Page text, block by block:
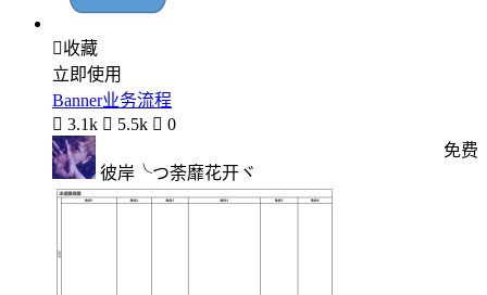
收藏
立即使用
Banner业务流程
 3.1k  5.5k  0
彼岸╰つ荼靡花开ヾ
免费